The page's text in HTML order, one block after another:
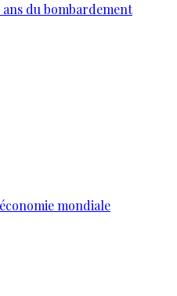
du bombardement
mondiale